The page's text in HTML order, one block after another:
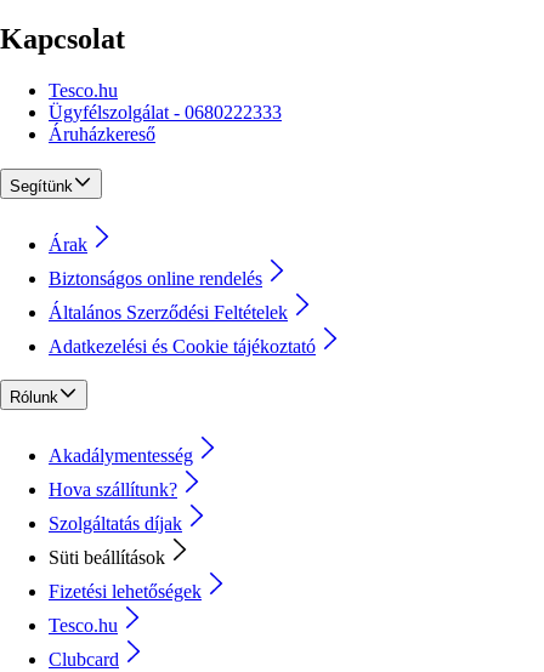
Kapcsolat
Tesco.hu
Ügyfélszolgálat - 0680222333
Áruházkereső
Segítünk
Árak
Biztonságos online rendelés
Általános Szerződési Feltételek
Adatkezelési és Cookie tájékoztató
Rólunk
Akadálymentesség
Hova szállítunk?
Szolgáltatás díjak
Süti beállítások
Fizetési lehetőségek
Tesco.hu
Clubcard